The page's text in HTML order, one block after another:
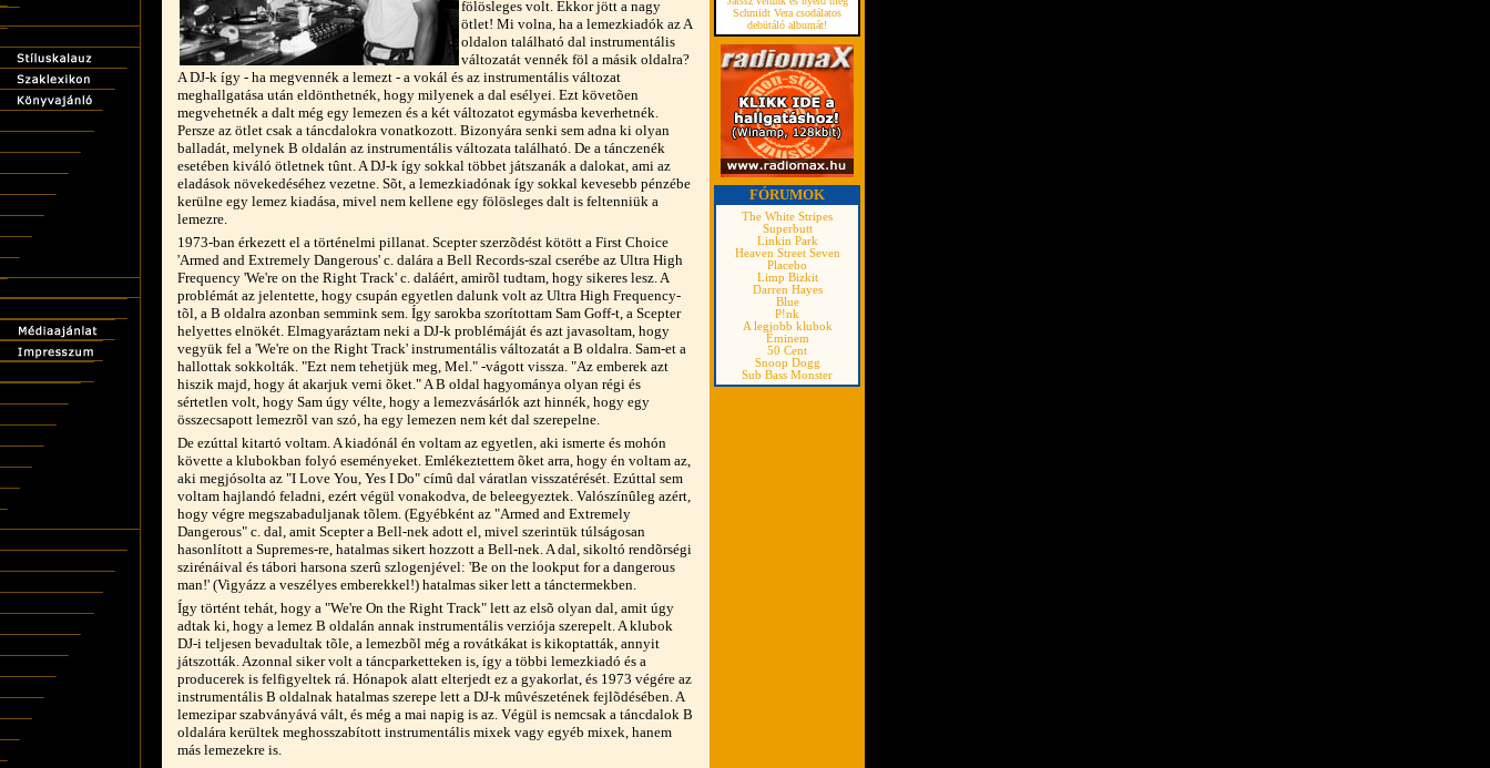
fölösleges volt. Ekkor jött a nagy
ötlet! Mi volna, ha a lemezkiadók az A
oldalon található dal instrumentális
változatát vennék föl a másik oldalra?
A DJ-k így - ha megvennék a lemezt - a vokál és az instrumentális változat
meghallgatása után eldönthetnék, hogy milyenek a dal esélyei. Ezt követõen
megvehetnék a dalt még egy lemezen és a két változatot egymásba keverhetnék.
Persze az ötlet csak a táncdalokra vonatkozott. Bizonyára senki sem adna ki olyan
balladát, melynek B oldalán az instrumentális változata található. De a tánczenék
esetében kiváló ötletnek tûnt. A DJ-k így sokkal többet játszanák a dalokat, ami az
eladások növekedéséhez vezetne. Sõt, a lemezkiadónak így sokkal kevesebb pénzébe
kerülne egy lemez kiadása, mivel nem kellene egy fölösleges dalt is feltenniük a
lemezre.
1973-ban érkezett el a történelmi pillanat. Scepter szerzõdést kötött a First Choice
'Armed and Extremely Dangerous' c. dalára a Bell Records-szal cserébe az Ultra High
Frequency 'We're on the Right Track' c. daláért, amirõl tudtam, hogy sikeres lesz. A
problémát az jelentette, hogy csupán egyetlen dalunk volt az Ultra High Frequency-
tõl, a B oldalra azonban semmink sem. Így sarokba szorítottam Sam Goff-t, a Scepter
helyettes elnökét. Elmagyaráztam neki a DJ-k problémáját és azt javasoltam, hogy
vegyük fel a 'We're on the Right Track' instrumentális változatát a B oldalra. Sam-et a
hallottak sokkolták. "Ezt nem tehetjük meg, Mel." -vágott vissza. "Az emberek azt
hiszik majd, hogy át akarjuk verni õket." A B oldal hagyománya olyan régi és
sértetlen volt, hogy Sam úgy vélte, hogy a lemezvásárlók azt hinnék, hogy egy
összecsapott lemezrõl van szó, ha egy lemezen nem két dal szerepelne.
De ezúttal kitartó voltam. A kiadónál én voltam az egyetlen, aki ismerte és mohón
követte a klubokban folyó eseményeket. Emlékeztettem õket arra, hogy én voltam az,
aki megjósolta az "I Love You, Yes I Do" címû dal váratlan visszatérését. Ezúttal sem
voltam hajlandó feladni, ezért végül vonakodva, de beleegyeztek. Valószínûleg azért,
hogy végre megszabaduljanak tõlem. (Egyébként az "Armed and Extremely
Dangerous" c. dal, amit Scepter a Bell-nek adott el, mivel szerintük túlságosan
hasonlított a Supremes-re, hatalmas sikert hozzott a Bell-nek. A dal, sikoltó rendõrségi
szirénáival és tábori harsona szerû szlogenjével: 'Be on the lookput for a dangerous
man!' (Vigyázz a veszélyes emberekkel!) hatalmas siker lett a tánctermekben.
Így történt tehát, hogy a "We're On the Right Track" lett az elsõ olyan dal, amit úgy
adtak ki, hogy a lemez B oldalán annak instrumentális verziója szerepelt. A klubok
DJ-i teljesen bevadultak tõle, a lemezbõl még a rovátkákat is kikoptatták, annyit
játszották. Azonnal siker volt a táncparketteken is, így a többi lemezkiadó és a
producerek is felfigyeltek rá. Hónapok alatt elterjedt ez a gyakorlat, és 1973 végére az
instrumentális B oldalnak hatalmas szerepe lett a DJ-k mûvészetének fejlõdésében. A
lemezipar szabványává vált, és még a mai napig is az. Végül is nemcsak a táncdalok B
oldalára kerültek meghosszabított instrumentális mixek vagy egyéb mixek, hanem
más lemezekre is.
Schmidt Vera csodálatos
debütáló albumát!
FÓRUMOK
The White Stripes
Superbutt
Linkin Park
Heaven Street Seven
Placebo
Limp Bizkit
Darren Hayes
Blue
P!nk
A legjobb klubok
Eminem
50 Cent
Snoop Dogg
Sub Bass Monster